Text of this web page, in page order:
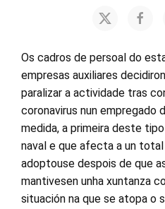
Os cadros de persoal do
empresas auxiliares
paralizar a actividade tras
coronavirus nun empregado
medida, a primeira deste
naval e que afecta a un
adoptouse despois de que
mantivesen unha xuntanza
situación na que se atopa o